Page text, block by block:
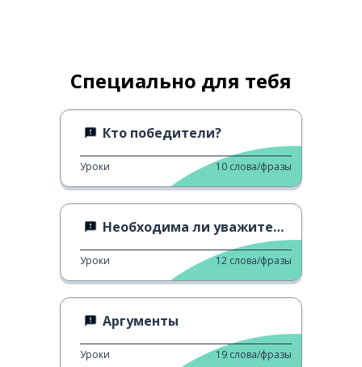
Специально для тебя
Кто победители?
Уроки 10 слова/фразы
Необходима ли уважительная форма?
Уроки 12 слова/фразы
Аргументы
Уроки 19 слова/фразы